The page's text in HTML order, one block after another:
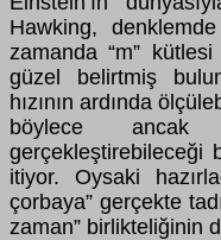
Hawking,
zamanda “m”
güzel belirtmiş
hızının ardında
böylece ancak
gerçekleştirebileceği
itiyor. Oysaki
çorbaya” gerçekte
zaman” birlikteliğinin